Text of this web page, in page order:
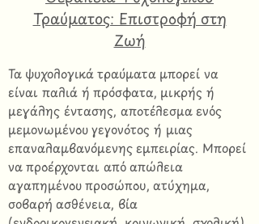
Τραύματος: Επιστροφή στη
Ζωή
Τα ψυχολογικά τραύματα μπορεί να
είναι παλιά ή πρόσφατα, μικρής ή
μεγάλης έντασης, αποτέλεσμα ενός
μεμονωμένου γεγονότος ή μιας
επαναλαμβανόμενης εμπειρίας. Μπορεί
να προέρχονται από απώλεια
αγαπημένου προσώπου, ατύχημα,
σοβαρή ασθένεια, βία